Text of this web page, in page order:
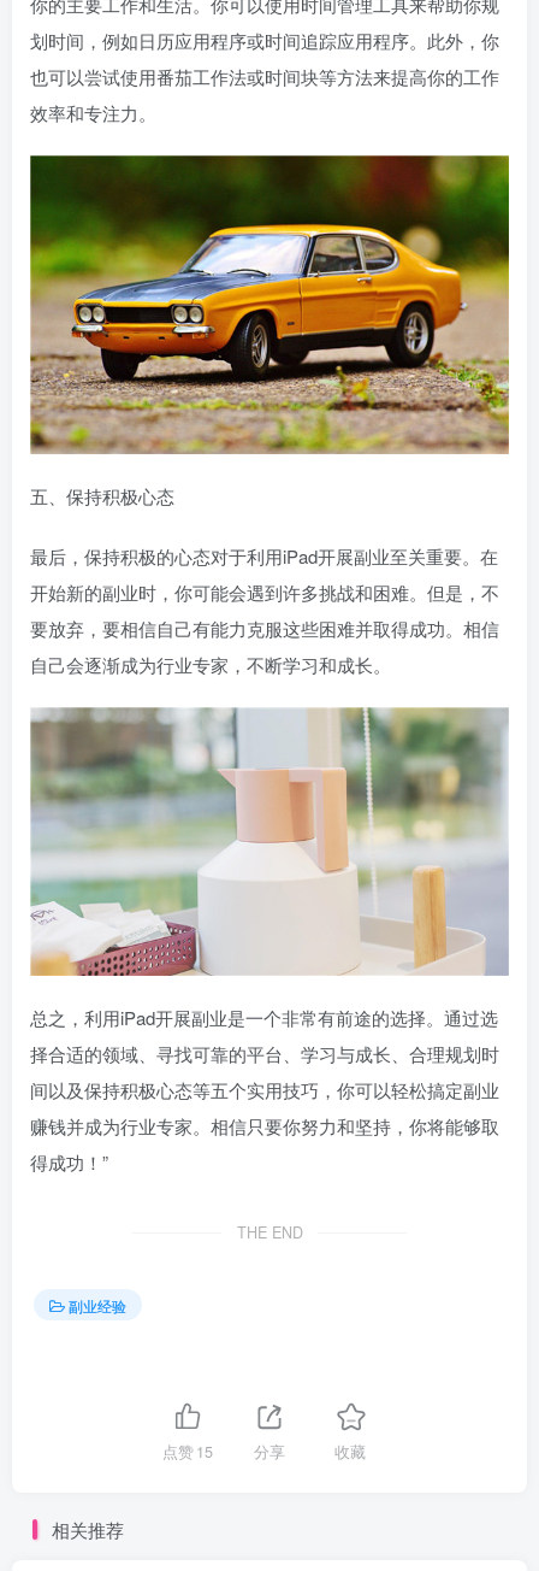
划时间，例如日历应用程序或时间追踪应用程序。此外，你
也可以尝试使用番茄工作法或时间块等方法来提高你的工作
效率和专注力。
五、保持积极心态
最后，保持积极的心态对于利用iPad开展副业至关重要。在
开始新的副业时，你可能会遇到许多挑战和困难。但是，不
要放弃，要相信自己有能力克服这些困难并取得成功。相信
自己会逐渐成为行业专家，不断学习和成长。
总之，利用iPad开展副业是一个非常有前途的选择。通过选
择合适的领域、寻找可靠的平台、学习与成长、合理规划时
间以及保持积极心态等五个实用技巧，你可以轻松搞定副业
赚钱并成为行业专家。相信只要你努力和坚持，你将能够取
得成功！”
THE END
副业经验
点赞15 分享 收藏
相关推荐